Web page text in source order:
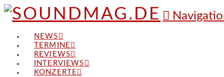
NEWS
TERMINE
REVIEWS
INTERVIEWS
KONZERTE